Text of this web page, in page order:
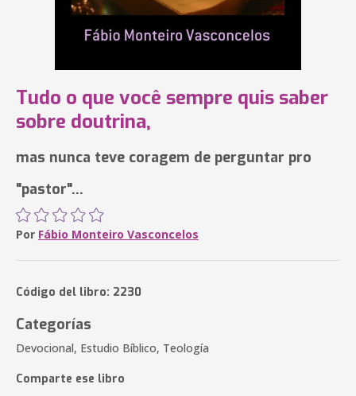
Tudo o que você sempre quis saber
sobre doutrina,
mas nunca teve coragem de perguntar pro
"pastor"...
Por Fábio Monteiro Vasconcelos
Código del libro: 2230
Categorías
Devocional, Estudio Bíblico, Teología
Comparte ese libro